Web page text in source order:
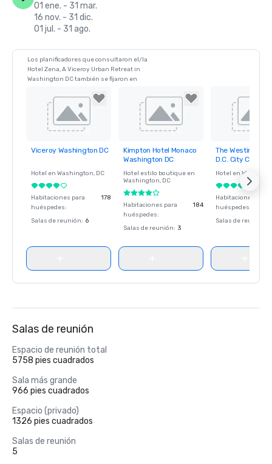
01 ene. - 31 mar.
16 nov. - 31 dic.
01 jul. - 31 ago.
Los planificadores que consultaron el/la
Hotel Zena, A Viceroy Urban Retreat in
Washington DC también se fijaron en
Removed from
Viceroy Washington DC
Hotel en Washington, DC
Habitaciones para
huéspedes:
178
Salas de reunión: 6
Removed from
favorites
Kimpton Hotel Monaco
Washington DC
Hotel estilo boutique en
Washington, DC
Habitaciones para
huéspedes:
184
Salas de reunión: 3
Removed
favorites
The Westin
D.C. City Center
Hotel en
Habitaciones para
huéspedes
Salas de reunión
Salas de reunión
Espacio de reunión total
5758 pies cuadrados
Sala más grande
966 pies cuadrados
Espacio (privado)
1326 pies cuadrados
Salas de reunión
5